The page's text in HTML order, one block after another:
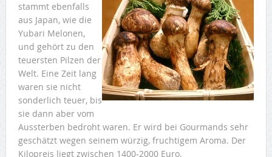
stammt ebenfalls
aus Japan, wie die
Yubari Melonen,
und gehört zu den
teuersten Pilzen der
Welt. Eine Zeit lang
waren sie nicht
sonderlich teuer, bis
sie dann aber vom
Aussterben bedroht waren. Er wird bei Gourmands sehr
geschätzt wegen seinem würzig, fruchtigem Aroma. Der
Kilopreis liegt zwischen 1400-2000 Euro.